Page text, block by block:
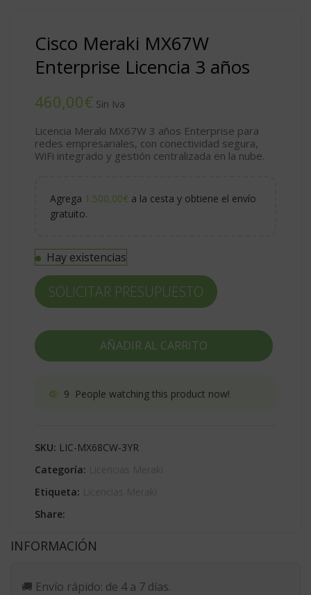
Cisco Meraki MX67W
Enterprise Licencia 3 años
€
Licencia Meraki MX67W 3 años Enterprise para
redes empresariales, con conectividad segura,
WiFi integrado y gestión centralizada en la nube.
Agrega 1.500,00€ a la cesta y obtiene el envío
gratuito.
Hay existencias
AÑADIR AL CARRITO
SOLICITAR PRESUPUESTO
9 People watching this product now!
SKU: LIC-MX68CW-3YR
Categoría:
Etiqueta:
Share:
INFORMACIÓN
🚚 Envío rápido: de 4 a 7 días.